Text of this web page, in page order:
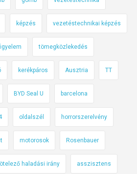
képzés vezetéstechnikai képzés
tömegközlekedés
kerékpáros Ausztria TT
BYD Seal U barcelona
oldalszél horrorszerelvény
motorosok Rosenbauer
haladási irány asszisztens